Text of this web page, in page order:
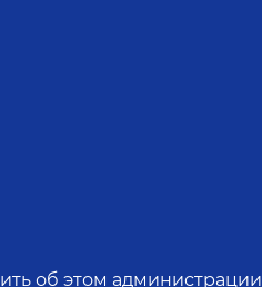
об этом администрации